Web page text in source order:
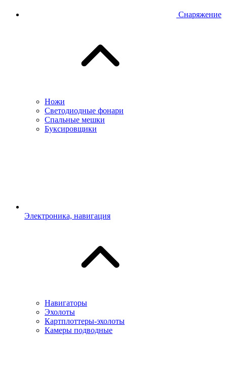
Снаряжение
Ножи
Светодиодные фонари
Спальные мешки
Буксировщики
Электроника, навигация
Навигаторы
Эхолоты
Картплоттеры-эхолоты
Камеры подводные